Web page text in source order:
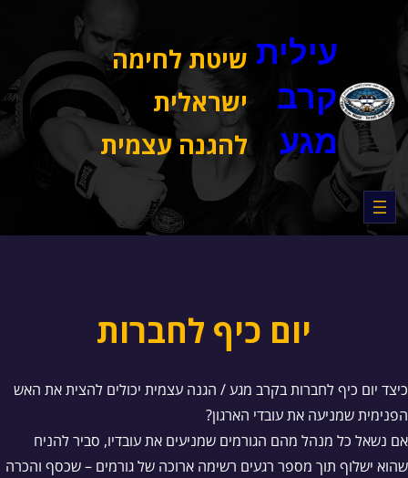
לתוכן
עילית
קרב
מגע
שיטת לחימה
ישראלית
להגנה עצמית
יום כיף לחברות
כיצד יום כיף לחברות בקרב מגע / הגנה עצמית יכולים להצית את האש
הפנימית שמניעה את עובדי הארגון?
אם נשאל כל מנהל מהם הגורמים שמניעים את עובדיו, סביר להניח
שהוא ישלוף תוך מספר רגעים רשימה ארוכה של גורמים – שכסף והכרה